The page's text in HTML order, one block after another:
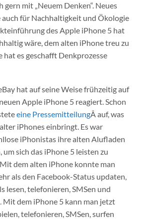
gern mit „Neuem Denken“. Neues
auch für Nachhaltigkeit und Ökologie
des Apple iPhone 5 hat
wäre, dem alten iPhone treu zu
hat es geschafft Denkprozesse
hat auf seine Weise frühzeitig auf
Apple iPhone 5 reagiert. Schon
eine PressemitteilungÂ auf, was
iPhones einbringt. Es war
iPhonistas ihre alten Alufladen
sich das iPhone 5 leisten zu
dem alten iPhone konnte man
als den Facebook-Status updaten,
lesen, telefonieren, SMSen und
Mit dem iPhone 5 kann man jetzt
telefonieren, SMSen, surfen